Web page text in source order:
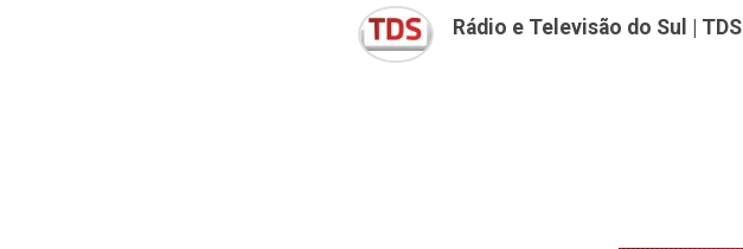
Rádio e Televisão do Sul | TDS